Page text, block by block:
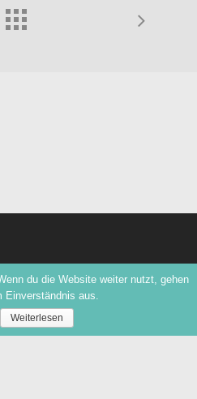
du die Website weiter nutzt, gehen
Einverständnis aus.
Weiterlesen